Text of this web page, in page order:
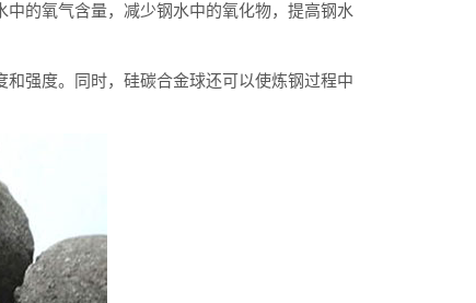
的氧气含量，减少钢水中的氧化物，提高钢水
强度。同时，硅碳合金球还可以使炼钢过程中